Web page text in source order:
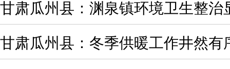
甘肃瓜州县：渊泉镇环境卫生整治
甘肃瓜州县：冬季供暖工作井然有